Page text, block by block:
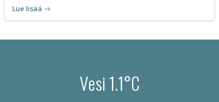
Lue lisää
Vesi 1.1°C